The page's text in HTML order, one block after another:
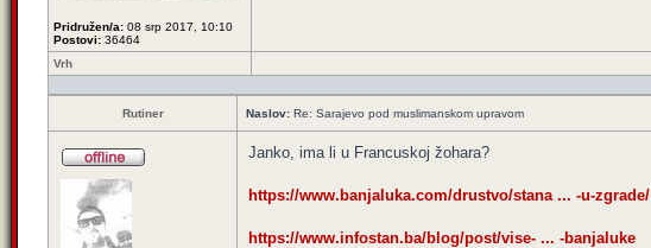
Pridružen/a: 08 srp 2017, 10:10
Postovi: 36464
Vrh
Rutiner Naslov: Re: Sarajevo pod muslimanskom upravom
Janko, ima li u Francuskoj žohara?
https://www.banjaluka.com/drustvo/stana ... -u-zgrade/
https://www.infostan.ba/blog/post/vise- ... -banjaluke